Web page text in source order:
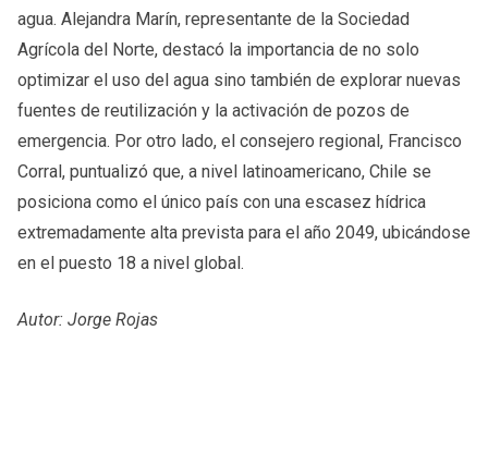
agua. Alejandra Marín, representante de la Sociedad
Agrícola del Norte, destacó la importancia de no solo
optimizar el uso del agua sino también de explorar nuevas
fuentes de reutilización y la activación de pozos de
emergencia. Por otro lado, el consejero regional, Francisco
Corral, puntualizó que, a nivel latinoamericano, Chile se
posiciona como el único país con una escasez hídrica
extremadamente alta prevista para el año 2049, ubicándose
en el puesto 18 a nivel global.
Autor: Jorge Rojas